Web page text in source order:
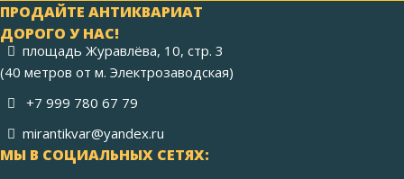
ПРОДАЙТЕ АНТИКВАРИАТ
ДОРОГО У НАС!
площадь Журавлёва, 10, стр. 3
(40 метров от м. Электрозаводская)
+7 999 780 67 79
mirantikvar@yandex.ru
МЫ В СОЦИАЛЬНЫХ СЕТЯХ: